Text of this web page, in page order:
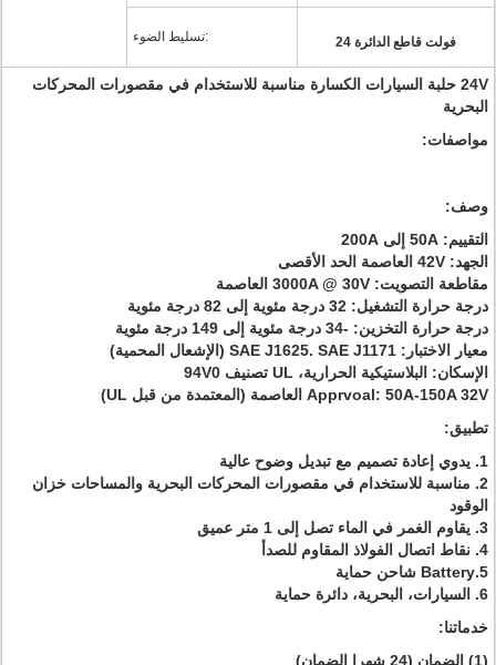
تسليط الضوء: 24 فولت قاطع الدائرة
24V حلبة السيارات الكسارة مناسبة للاستخدام في مقصورات المحركات
البحرية
مواصفات:
وصف:
التقييم: 50A إلى 200A
الجهد: 42V العاصمة الحد الأقصى
مقاطعة التصويت: 3000A @ 30V العاصمة
درجة حرارة التشغيل: 32 درجة مئوية إلى 82 درجة مئوية
درجة حرارة التخزين: -34 درجة مئوية إلى 149 درجة مئوية
معيار الاختبار: SAE J1625. SAE J1171 (الإشعال المحمية)
الإسكان: البلاستيكية الحرارية، UL تصنيف 94V0
Apprvoal: 50A-150A 32V العاصمة (المعتمدة من قبل UL)
تطبيق:
1. يدوي إعادة تصميم مع تبديل وضوح عالية
2. مناسبة للاستخدام في مقصورات المحركات البحرية والمساحات خزان
الوقود
3. يقاوم الغمر في الماء تصل إلى 1 متر عميق
4. نقاط اتصال الفولاذ المقاوم للصدأ
5.Battery شاحن حماية
6. السيارات، البحرية، دائرة حماية
خدماتنا:
(1) الضمان
(24 شهرا الضمان)